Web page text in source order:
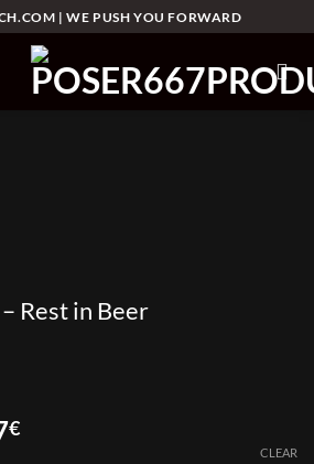
| WE PUSH YOU FORWARD
Rest in Beer
€Price
CLEAR